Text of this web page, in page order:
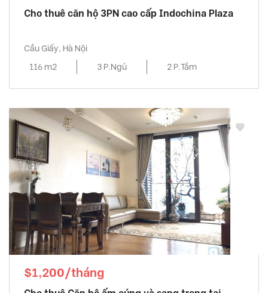
Cho thuê căn hộ 3PN cao cấp Indochina Plaza
Cầu Giấy, Hà Nội
116 m2
3 P.Ngủ 2 P.Tắm
$1,200/tháng